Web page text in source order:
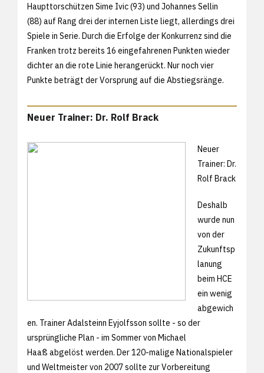
Haupttorschützen Sime Ivic (93) und Johannes Sellin
(88) auf Rang drei der internen Liste liegt, allerdings drei
Spiele in Serie. Durch die Erfolge der Konkurrenz sind die
Franken trotz bereits 16 eingefahrenen Punkten wieder
dichter an die rote Linie herangerückt. Nur noch vier
Punkte beträgt der Vorsprung auf die Abstiegsränge.
Neuer Trainer: Dr. Rolf Brack
Neuer
Trainer: Dr.
Rolf Brack
Deshalb
wurde nun
von der
Zukunftsp
lanung
beim HCE
ein wenig
abgewich
en. Trainer Adalsteinn Eyjolfsson sollte - so der
ursprüngliche Plan - im Sommer von Michael
Haaß abgelöst werden. Der 120-malige Nationalspieler
und Weltmeister von 2007 sollte zur Vorbereitung